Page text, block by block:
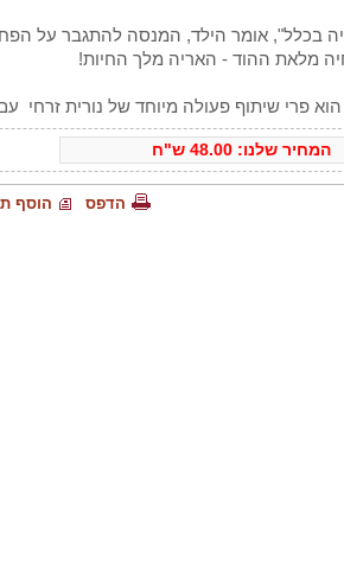
בכלל", אומר הילד, המנסה להתגבר על
מלאת ההוד - האריה מלך החיות!
פרי שיתוף פעולה מיוחד של נורית זרחי
המחיר שלנו: 48.00 ש"ח
הדפס הוסף